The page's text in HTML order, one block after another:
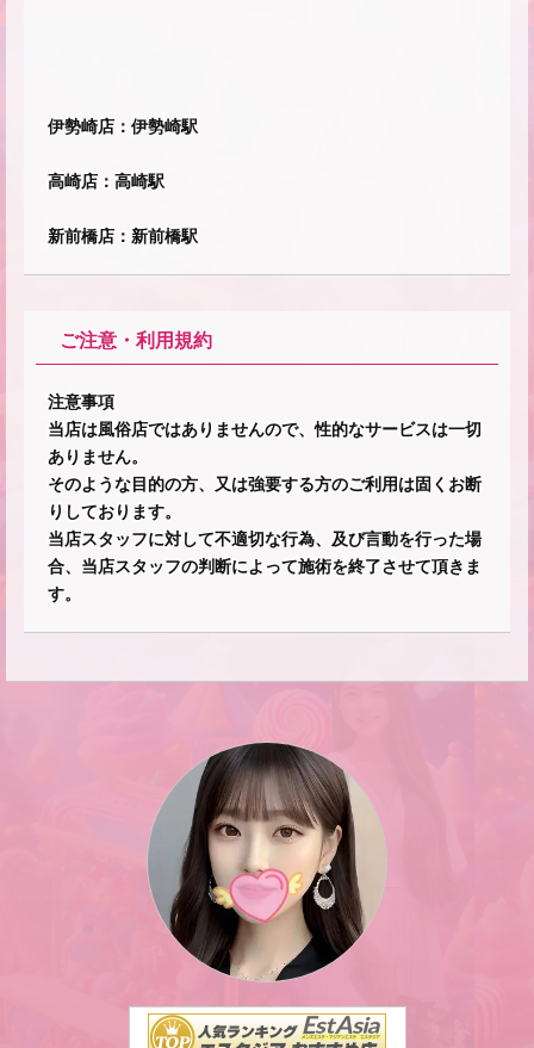
★
★
伊勢崎店：伊勢崎駅
高崎店：高崎駅
新前橋店：新前橋駅
ご注意・利用規約
注意事項
当店は風俗店ではありませんので、性的なサービスは一切
ありません。
そのような目的の方、又は強要する方のご利用は固くお断
りしております。
当店スタッフに対して不適切な行為、及び言動を行った場
合、当店スタッフの判断によって施術を終了させて頂きま
す。